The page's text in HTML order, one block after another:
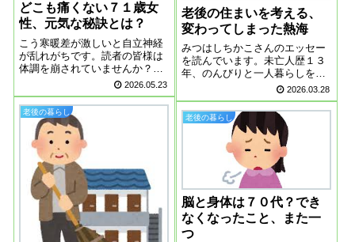
どこも痛くない７１歳女
性、元気な秘訣とは？
こう寒暖差が激しいと自立神経
が乱れがちです。読者の皆様は
体調を崩されていませんか？私
は背中の痛みがひどくなる一方
で、気持ちも沈みがちです。寒
さに弱い背中の筋肉、冬が来る
前に鍛えなければって思いま
す。どこも痛くない７１歳一か
月前に、入社した７...
2026.05.23
老後の住まいを考える、
変わってしまった熱海
みつはしちかこさんのエッセー
を読んでいます。未亡人歴１３
年、のんびりと一人暮らしを楽
しんでいる様子が綴られていま
す。漫画と同じように、ほんわ
かとした気持ちになれるエッセ
ーです。みつはしちかこさんの
お住まいは２ＤＫのマンショ
ン、引っ越す予定は...
2026.03.28
老後の暮らし
老後の暮らし
脳と身体は７０代？でき
なくなったこと、また一
つ